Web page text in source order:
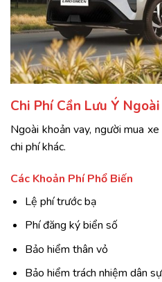
Chi Phí Cần Lưu Ý
Ngoài khoản vay, người mua
chi phí khác.
Các Khoản Phí Phổ Biến
Lệ phí trước bạ
Phí đăng ký biển số
Bảo hiểm thân vỏ
Bảo hiểm trách nhiệm dân sự